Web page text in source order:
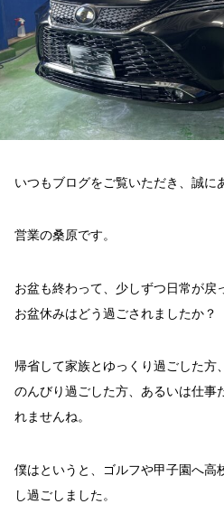
いつもブログをご覧いただき、誠に
営業の桑原です。
お盆も終わって、少しずつ日常が戻
お盆休みはどう過ごされましたか？
帰省して家族とゆっくり過ごした方
のんびり過ごした方、あるいは仕事
れませんね。
僕はというと、ゴルフや甲子園へ高
し過ごしました。